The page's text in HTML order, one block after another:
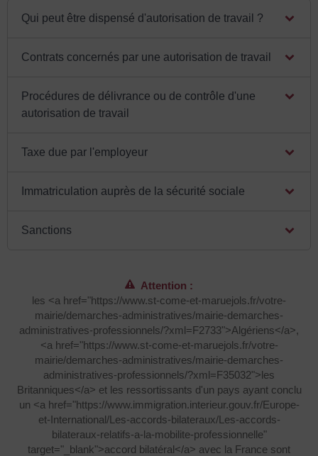
Qui peut être dispensé d'autorisation de travail ?
Contrats concernés par une autorisation de travail
Procédures de délivrance ou de contrôle d'une
autorisation de travail
Taxe due par l'employeur
Immatriculation auprès de la sécurité sociale
Sanctions
Attention :
les <a href="https://www.st-come-et-maruejols.fr/votre-
mairie/demarches-administratives/mairie-demarches-
administratives-professionnels/?xml=F2733">Algériens</a>,
<a href="https://www.st-come-et-maruejols.fr/votre-
mairie/demarches-administratives/mairie-demarches-
administratives-professionnels/?xml=F35032">les
Britanniques</a> et les ressortissants d'un pays ayant conclu
un <a href="https://www.immigration.interieur.gouv.fr/Europe-
et-International/Les-accords-bilateraux/Les-accords-
bilateraux-relatifs-a-la-mobilite-professionnelle"
target="_blank">accord bilatéral</a> avec la France sont